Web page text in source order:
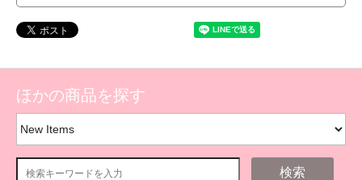
ほかの商品を探す
検索